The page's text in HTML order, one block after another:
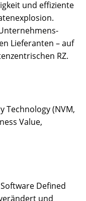
und effiziente
Lieferanten – auf
RZ.
(NVM,
Value,
Defined
und